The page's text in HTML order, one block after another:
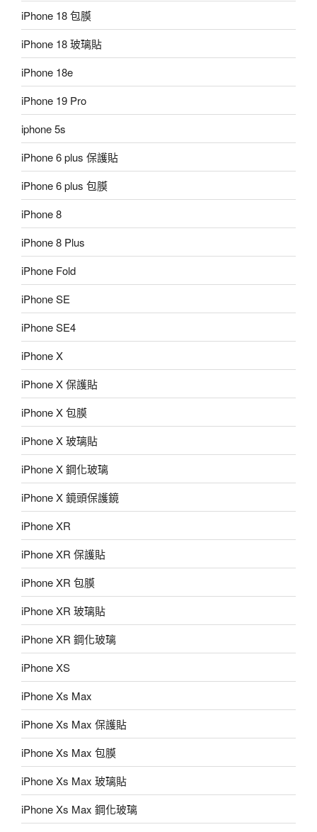
iPhone 18 包膜
iPhone 18 玻璃貼
iPhone 18e
iPhone 19 Pro
iphone 5s
iPhone 6 plus 保護貼
iPhone 6 plus 包膜
iPhone 8
iPhone 8 Plus
iPhone Fold
iPhone SE
iPhone SE4
iPhone X
iPhone X 保護貼
iPhone X 包膜
iPhone X 玻璃貼
iPhone X 鋼化玻璃
iPhone X 鏡頭保護鏡
iPhone XR
iPhone XR 保護貼
iPhone XR 包膜
iPhone XR 玻璃貼
iPhone XR 鋼化玻璃
iPhone XS
iPhone Xs Max
iPhone Xs Max 保護貼
iPhone Xs Max 包膜
iPhone Xs Max 玻璃貼
iPhone Xs Max 鋼化玻璃